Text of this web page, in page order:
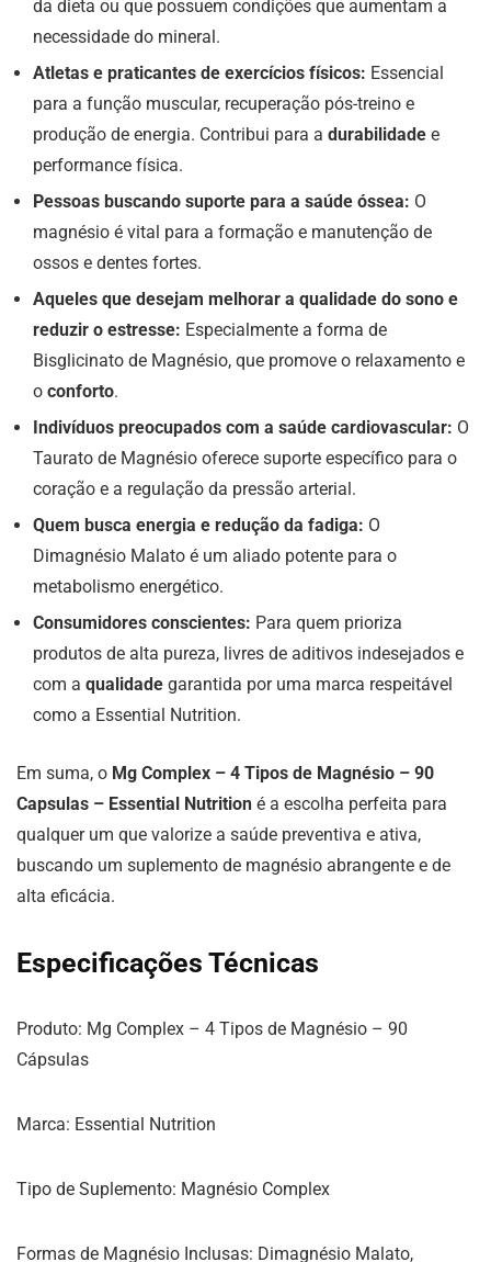
da dieta ou que possuem condições que aumentam a
necessidade do mineral.
Atletas e praticantes de exercícios físicos: Essencial
para a função muscular, recuperação pós-treino e
produção de energia. Contribui para a durabilidade e
performance física.
Pessoas buscando suporte para a saúde óssea: O
magnésio é vital para a formação e manutenção de
ossos e dentes fortes.
Aqueles que desejam melhorar a qualidade do sono e
reduzir o estresse: Especialmente a forma de
Bisglicinato de Magnésio, que promove o relaxamento e
o conforto.
Indivíduos preocupados com a saúde cardiovascular: O
Taurato de Magnésio oferece suporte específico para o
coração e a regulação da pressão arterial.
Quem busca energia e redução da fadiga: O
Dimagnésio Malato é um aliado potente para o
metabolismo energético.
Consumidores conscientes: Para quem prioriza
produtos de alta pureza, livres de aditivos indesejados e
com a qualidade garantida por uma marca respeitável
como a Essential Nutrition.
Em suma, o Mg Complex – 4 Tipos de Magnésio – 90
Capsulas – Essential Nutrition é a escolha perfeita para
qualquer um que valorize a saúde preventiva e ativa,
buscando um suplemento de magnésio abrangente e de
alta eficácia.
Especificações Técnicas
Produto: Mg Complex – 4 Tipos de Magnésio – 90
Cápsulas
Marca: Essential Nutrition
Tipo de Suplemento: Magnésio Complex
Formas de Magnésio Inclusas: Dimagnésio Malato,